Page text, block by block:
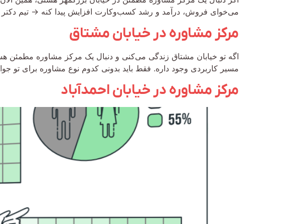
می‌خوای فروش، درآمد و رشد کسب‌وکارت افزایش پیدا کنه → تیم دکتر
مرکز مشاوره در خیابان مشتاق
اگه تو خیابان مشتاق زندگی می‌کنی و دنبال یک مرکز مشاوره مطمئن
مسیر کاربردی وجود داره. فقط باید بدونی کدوم نوع مشاوره برای
مرکز مشاوره در خیابان احمدآباد